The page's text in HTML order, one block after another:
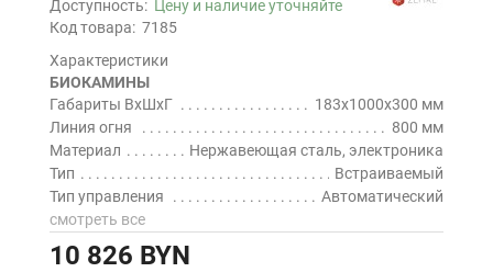
Доступность: Цену и наличие уточняйте
Код товара: 7185
Характеристики
БИОКАМИНЫ
Габариты ВхШхГ
183x1000x300 мм
Линия огня
800 мм
Материал
Нержавеющая сталь, электроника
Тип
Встраиваемый
Тип управления
Автоматический
смотреть все
10 826 BYN